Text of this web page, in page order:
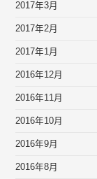
2017年3月
2017年2月
2017年1月
2016年12月
2016年11月
2016年10月
2016年9月
2016年8月